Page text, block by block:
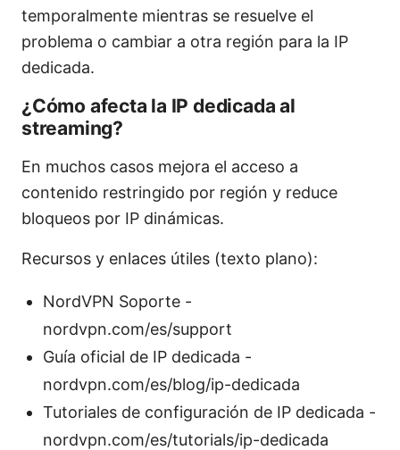
temporalmente mientras se resuelve el
problema o cambiar a otra región para la IP
dedicada.
¿Cómo afecta la IP dedicada al
streaming?
En muchos casos mejora el acceso a
contenido restringido por región y reduce
bloqueos por IP dinámicas.
Recursos y enlaces útiles (texto plano):
NordVPN Soporte -
nordvpn.com/es/support
Guía oficial de IP dedicada -
nordvpn.com/es/blog/ip-dedicada
Tutoriales de configuración de IP dedicada -
nordvpn.com/es/tutorials/ip-dedicada